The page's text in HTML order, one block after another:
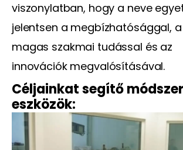
viszonylatban, hogy a neve
jelentsen a megbízhatósággal, a
magas szakmai tudással és az
innovációk megvalósításával.
Céljainkat segítő
eszközök: